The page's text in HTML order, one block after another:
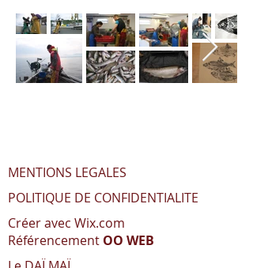
MENTIONS LEGALES
POLITIQUE DE CONFIDENTIALITE
Créer avec Wix.com
Référencement OO WEB